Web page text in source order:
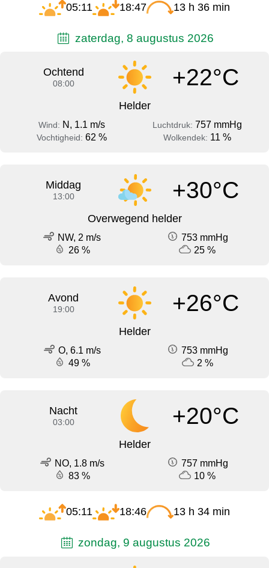
05:11 18:47 13 h 36 min
zaterdag, 8 augustus 2026
Ochtend
08:00 +22°C
Helder
Wind: N, 1.1 m/s Luchtdruk: 757 mmHg
Vochtigheid: 62 % Wolkendek: 11 %
Middag
13:00 +30°C
Overwegend helder
NW, 2 m/s
753 mmHg
26 %
25 %
Avond
19:00 +26°C
Helder
O, 6.1 m/s
753 mmHg
49 %
2 %
Nacht
03:00 +20°C
Helder
NO, 1.8 m/s
757 mmHg
83 %
10 %
05:11 18:46 13 h 34 min
zondag, 9 augustus 2026